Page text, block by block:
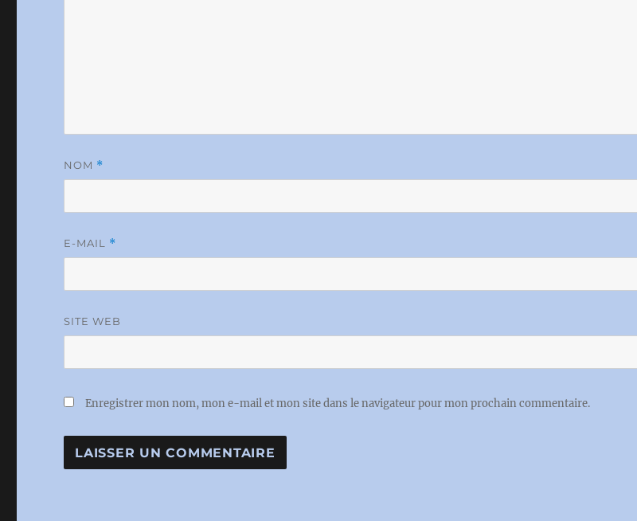
NOM *
E-MAIL *
SITE WEB
Enregistrer mon nom, mon e-mail et mon site dans le navigateur pour mon prochain commentaire.